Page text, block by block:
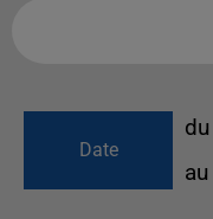
Date
du
au